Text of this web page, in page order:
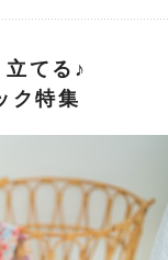
てる♪
ク特集